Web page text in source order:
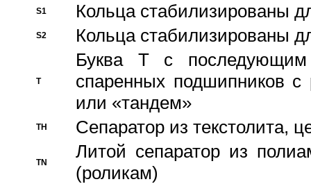
S1 Кольца стабилизированы
S2 Кольца стабилизированы
T
Буква T с
спаренных подшипников
или «тандем»
TH Сепаратор из текстолита,
TN
Литой сепаратор из
(роликам)